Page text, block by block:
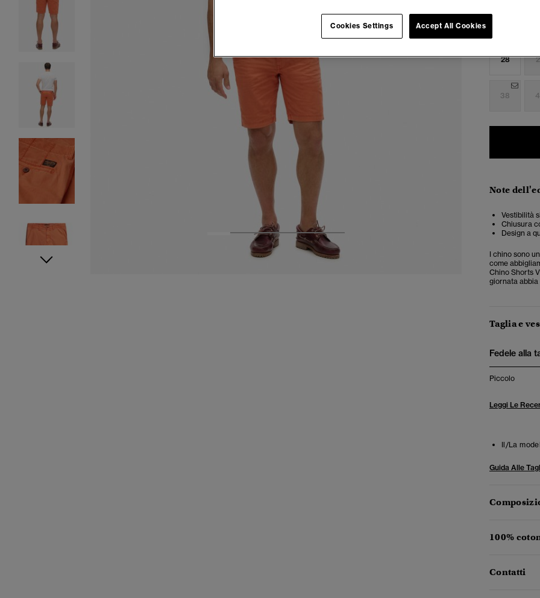
3 5 6
28
38
Note
Vestibilità
Chiusura
Design a
I chino sono
come
Chino Shorts
giornata
Taglia e
Fedele alla
Piccolo
Leggi Le
Il/La
Guida Alle
100%
Contatti
Cookies Settings Accept All Cookies